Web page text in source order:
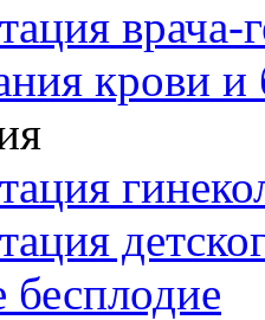
врача-
крови и